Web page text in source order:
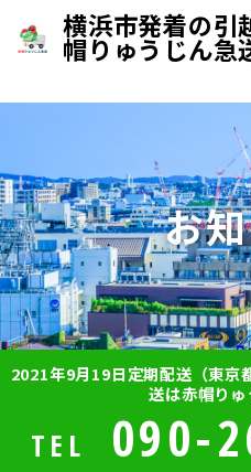
横浜市発着の引
帽りゅうじん急
お
2021年9月19日定期配送（東京
送は赤帽り
TEL 090-